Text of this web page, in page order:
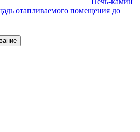
отапливаемого помещения до